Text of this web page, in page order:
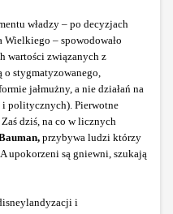
władzy – po decyzjach
– spowodowało
wartości związanych z
o stygmatyzowanego,
jałmużny, a nie działań na
i politycznych). Pierwotne
dziś, na co w licznych
przybywa ludzi którzy
upokorzeni są gniewni, szukają
i